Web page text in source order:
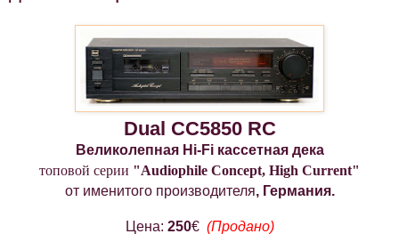
Dual CC5850 RC
Великолепная Hi-Fi кассетная дека
топовой серии "Audiophile Concept, High Current"
от именитого производителя, Германия.
Цена: 250€ (Продано)